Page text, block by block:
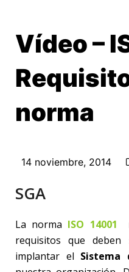
Buscar
Vídeo –
norma
14 noviembre, 2014
SGA
La norma ISO 14001
requisitos que
implantar el Sistema